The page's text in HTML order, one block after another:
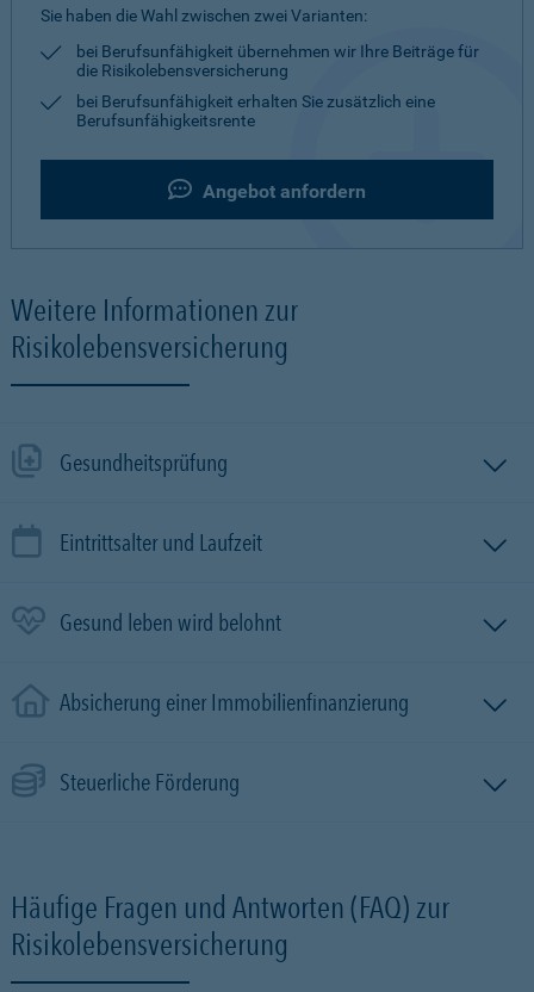
Sie haben die Wahl zwischen zwei Varianten:
bei Berufsunfähigkeit übernehmen wir Ihre Beiträge für
die Risikolebensversicherung
bei Berufsunfähigkeit erhalten Sie zusätzlich eine
Berufsunfähigkeitsrente
Angebot anfordern
Weitere Informationen zur
Risikolebensversicherung
Gesundheitsprüfung
Eintrittsalter und Laufzeit
Gesund leben wird belohnt
Absicherung einer Immobilien­finanzierung
Steuerliche Förderung
Häufige Fragen und Antworten (FAQ) zur
Risikolebensversicherung